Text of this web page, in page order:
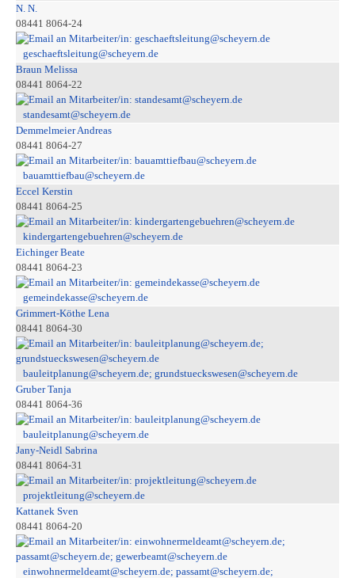
N. N.
08441 8064-24
geschaeftsleitung@scheyern.de
Braun Melissa
08441 8064-22
standesamt@scheyern.de
Demmelmeier Andreas
08441 8064-27
bauamttiefbau@scheyern.de
Eccel Kerstin
08441 8064-25
kindergartengebuehren@scheyern.de
Eichinger Beate
08441 8064-23
gemeindekasse@scheyern.de
Grimmert-Köthe Lena
08441 8064-30
bauleitplanung@scheyern.de; grundstueckswesen@scheyern.de
Gruber Tanja
08441 8064-36
bauleitplanung@scheyern.de
Jany-Neidl Sabrina
08441 8064-31
projektleitung@scheyern.de
Kattanek Sven
08441 8064-20
einwohnermeldeamt@scheyern.de; passamt@scheyern.de;